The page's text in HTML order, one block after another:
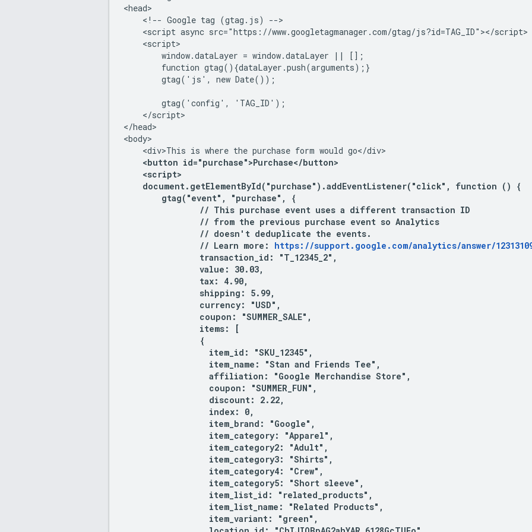
<head>
    <!-- Google tag (gtag.js) -->
    <script async src="https://www.googletagmanager.com/gtag/js?id=TAG_ID"></script>
    <script>
        window.dataLayer = window.dataLayer || [];
        function gtag(){dataLayer.push(arguments);}
        gtag('js', new Date());
        gtag('config', 'TAG_ID');
    </script>
</head>
<body>
    <div>This is where the purchase form would go</div>
<button id="purchase">Purchase</button>
<script>
    document.getElementById("purchase").addEventListener("click", function () {
        gtag("event", "purchase", {
                // This purchase event uses a different transaction ID
                // from the previous purchase event so Analytics
                // doesn't deduplicate the events.
                // Learn more:
https://support.google.com/analytics/answer/
                transaction_id: "T_12345_2",
                value: 30.03,
                tax: 4.90,
                shipping: 5.99,
                currency: "USD",
                coupon: "SUMMER_SALE",
                items: [
                {
                  item_id: "SKU_12345",
                  item_name: "Stan and Friends Tee",
                  affiliation: "Google Merchandise Store",
                  coupon: "SUMMER_FUN",
                  discount: 2.22,
                  index: 0,
                  item_brand: "Google",
                  item_category: "Apparel",
                  item_category2: "Adult",
                  item_category3: "Shirts",
                  item_category4: "Crew",
                  item_category5: "Short sleeve",
                  item_list_id: "related_products",
                  item_list_name: "Related Products",
                  item_variant: "green",